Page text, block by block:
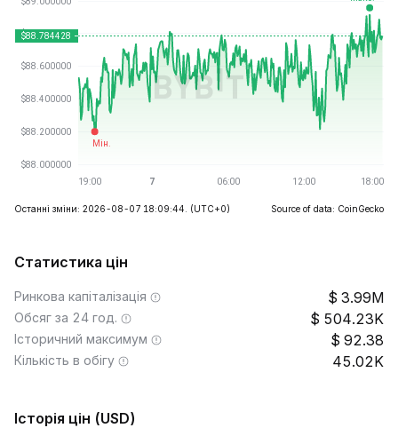
Останні зміни: 2026-08-07 18:09:44. (UTC+0) Source of data: CoinGecko
Статистика цін
Ринкова капіталізація 3.99M
Обсяг за 24 год. 504.23K
Історичний максимум 92.38
Кількість в обігу 45.02K
Історія цін (USD)